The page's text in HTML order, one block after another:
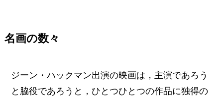
名画の数々
ジーン・ハックマン出演の映画は，主演であろう
と脇役であろうと，ひとつひとつの作品に独得の